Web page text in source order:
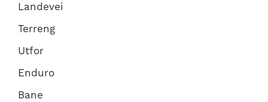
Landevei
Terreng
Utfor
Enduro
Bane